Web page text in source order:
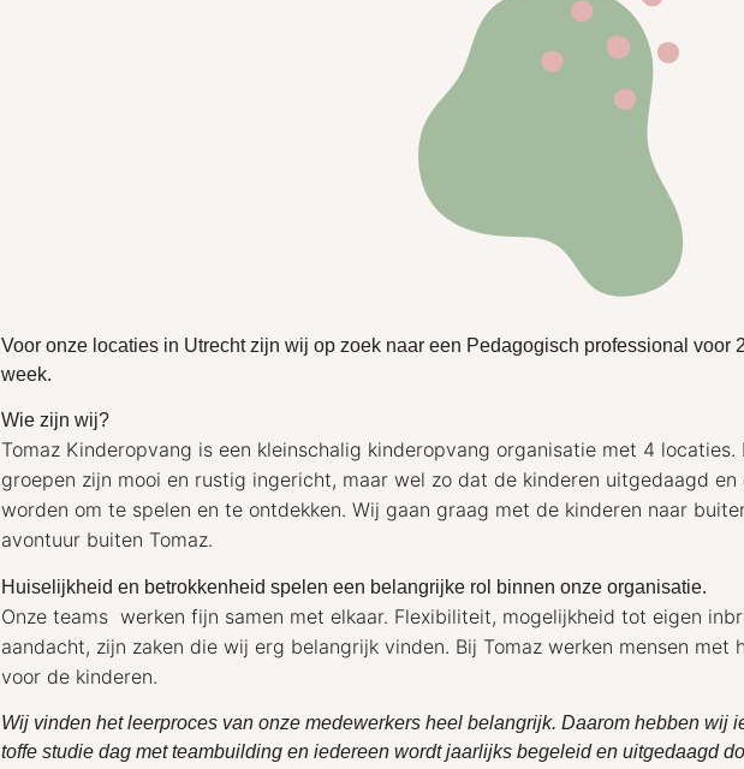
Voor onze locaties in Utrecht zijn wij op zoek naar een Pedagogisch professional voor
week.
Wie zijn wij?
Tomaz Kinderopvang is een kleinschalig kinderopvang organisatie met 4 locaties.
groepen zijn mooi en rustig ingericht, maar wel zo dat de kinderen uitgedaagd en
worden om te spelen en te ontdekken. Wij gaan graag met de kinderen naar
avontuur buiten Tomaz.
Huiselijkheid en betrokkenheid spelen een belangrijke rol binnen onze organisatie.
Onze teams werken fijn samen met elkaar. Flexibiliteit, mogelijkheid tot eigen
aandacht, zijn zaken die wij erg belangrijk vinden. Bij Tomaz werken mensen met
voor de kinderen.
Wij vinden het leerproces van onze medewerkers heel belangrijk. Daarom hebben wij
toffe studie dag met teambuilding en iedereen wordt jaarlijks begeleid en uitgedaagd